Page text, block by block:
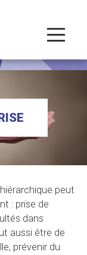
peut
: prise de
dans
aussi être de
prévenir du